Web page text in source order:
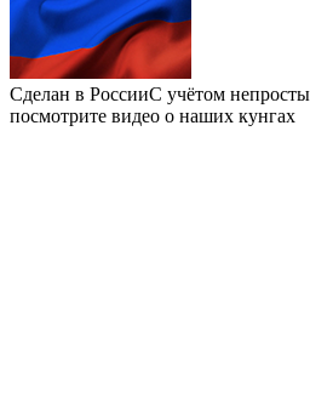
Сделан в РоссииС учётом
посмотрите видео о наших кунгах